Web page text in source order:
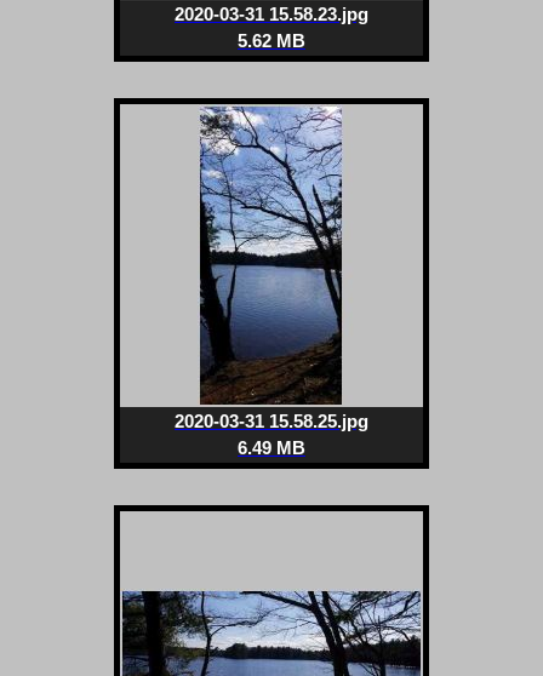
2020-03-31 15.58.23.jpg
5.62 MB
2020-03-31 15.58.25.jpg
6.49 MB